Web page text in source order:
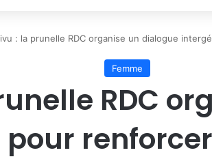
: la prunelle RDC organise un dialogue
Femme
RDC